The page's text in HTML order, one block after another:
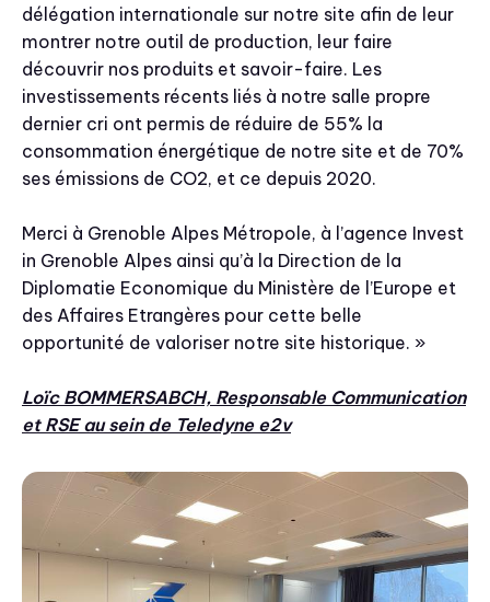
délégation internationale sur notre site afin de leur
montrer notre outil de production, leur faire
découvrir nos produits et savoir-faire. Les
investissements récents liés à notre salle propre
dernier cri ont permis de réduire de 55% la
consommation énergétique de notre site et de 70%
ses émissions de CO2, et ce depuis 2020.
Merci à Grenoble Alpes Métropole, à l’agence Invest
in Grenoble Alpes ainsi qu’à la Direction de la
Diplomatie Economique du Ministère de l’Europe et
des Affaires Etrangères pour cette belle
opportunité de valoriser notre site historique. »
Loïc BOMMERSABCH, Responsable Communication
et RSE au sein de Teledyne e2v